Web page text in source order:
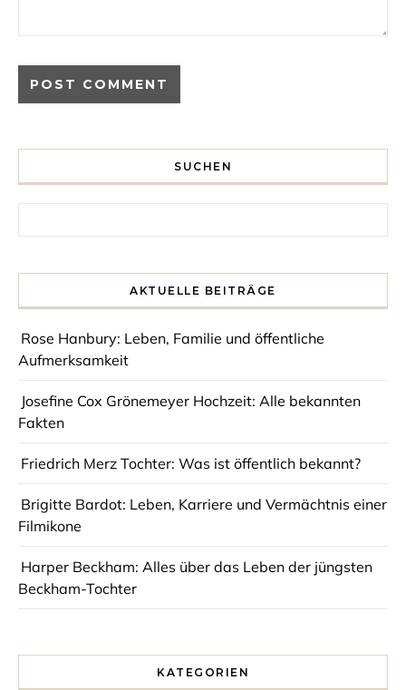
SUCHEN
AKTUELLE BEITRÄGE
Rose Hanbury: Leben, Familie und öffentliche
Aufmerksamkeit
Josefine Cox Grönemeyer Hochzeit: Alle bekannten
Fakten
Friedrich Merz Tochter: Was ist öffentlich bekannt?
Brigitte Bardot: Leben, Karriere und Vermächtnis einer
Filmikone
Harper Beckham: Alles über das Leben der jüngsten
Beckham-Tochter
KATEGORIEN